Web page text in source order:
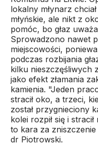
lokalny młynarz
młyńskie, ale nikt z
pomóc, bo głaz
Sprowadzono nawet
miejscowości,
podczas rozbijania
kilku nieszczęśliwych
jako efekt złamania
kamienia. "Jeden
stracił oko, a trzeci,
został przygnieciony
kolei rozpił się i
to kara za zniszczenie
dr Piotrowski.